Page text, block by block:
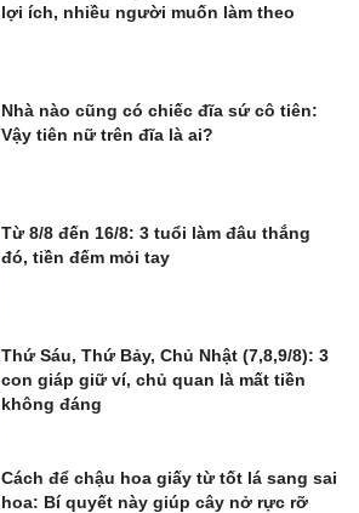
lợi ích, nhiều người muốn làm theo
Nhà nào cũng có chiếc đĩa sứ cô tiên:
Vậy tiên nữ trên đĩa là ai?
Từ 8/8 đến 16/8: 3 tuổi làm đâu thắng
đó, tiền đếm mỏi tay
Thứ Sáu, Thứ Bảy, Chủ Nhật (7,8,9/8): 3
con giáp giữ ví, chủ quan là mất tiền
không đáng
Cách để chậu hoa giấy từ tốt lá sang sai
hoa: Bí quyết này giúp cây nở rực rỡ